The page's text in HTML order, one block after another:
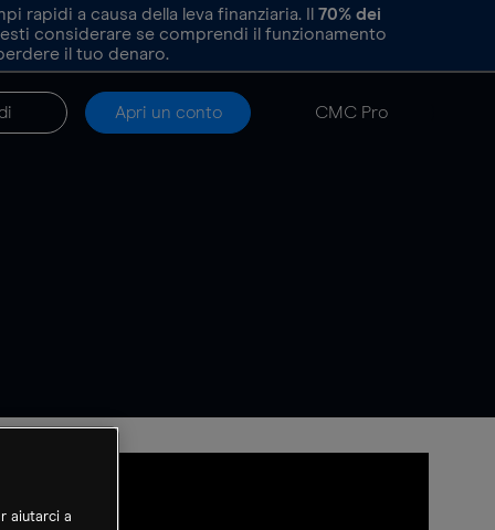
rapidi a causa della leva finanziaria. Il70% dei
considerare se comprendi il funzionamento
il tuo denaro.
Apri un conto CMC Pro
aiutarci a